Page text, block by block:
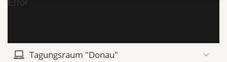
Error
Tagungsraum "Donau"